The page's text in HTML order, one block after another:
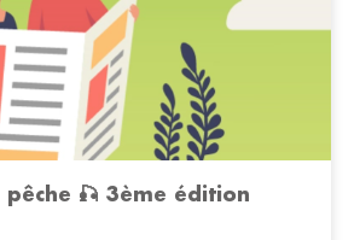
pêche 🎣 3ème édition